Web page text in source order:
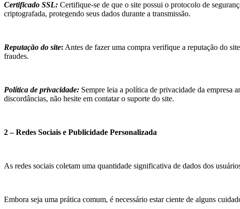
Certificado SSL: Certifique-se de que o site possui o protocolo de
criptografada, protegendo seus dados durante a transmissão.
Reputação do site: Antes de fazer uma compra verifique a reputação do
fraudes.
Política de privacidade: Sempre leia a política de privacidade da empresa
discordâncias, não hesite em contatar o suporte do site.
2 – Redes Sociais e Publicidade Personalizada
As redes sociais coletam uma quantidade significativa de dados dos
Embora seja uma prática comum, é necessário estar ciente de alguns